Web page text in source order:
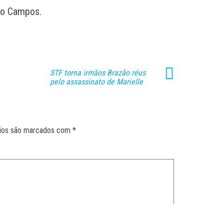
Campos.
STF torna irmãos Brazão réus
pelo assassinato de Marielle
são marcados com *